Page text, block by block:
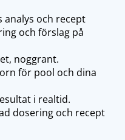
analys och recept
och förslag på
noggrant.
för pool och dina
i realtid.
dosering och recept